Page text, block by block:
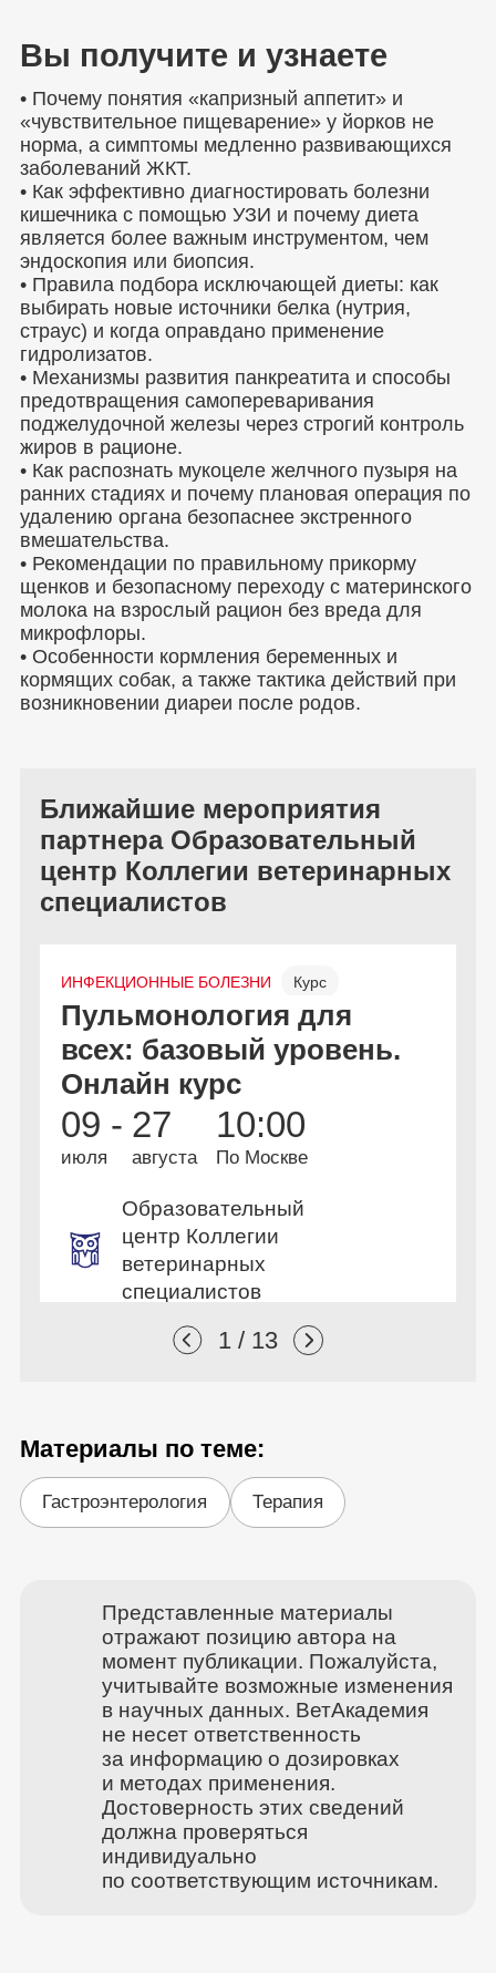
Вы получите и узнаете
• Почему понятия «капризный аппетит» и
«чувствительное пищеварение» у йорков не
норма, а симптомы медленно развивающихся
заболеваний ЖКТ.
• Как эффективно диагностировать болезни
кишечника с помощью УЗИ и почему диета
является более важным инструментом, чем
эндоскопия или биопсия.
• Правила подбора исключающей диеты: как
выбирать новые источники белка (нутрия,
страус) и когда оправдано применение
гидролизатов.
• Механизмы развития панкреатита и способы
предотвращения самопереваривания
поджелудочной железы через строгий контроль
жиров в рационе.
• Как распознать мукоцеле желчного пузыря на
ранних стадиях и почему плановая операция по
удалению органа безопаснее экстренного
вмешательства.
• Рекомендации по правильному прикорму
щенков и безопасному переходу с материнского
молока на взрослый рацион без вреда для
микрофлоры.
• Особенности кормления беременных и
кормящих собак, а также тактика действий при
возникновении диареи после родов.
Ближайшие мероприятия
партнера Образовательный
центр Коллегии ветеринарных
специалистов
ИНФЕКЦИОННЫЕ БОЛЕЗНИ Курс
Онлайн Бесплатно
Пульмонология для
всех: базовый уровень.
Онлайн курс
09 -
июля
27
августа
10:00
По Москве
Образовательный
центр Коллегии
ветеринарных
специалистов
1 / 13
Материалы по теме:
Гастроэнтерология Терапия
Представленные материалы
отражают позицию автора на
момент публикации. Пожалуйста,
учитывайте возможные изменения
в научных данных. ВетАкадемия
не несет ответственность
за информацию о дозировках
и методах применения.
Достоверность этих сведений
должна проверяться
индивидуально
по соответствующим источникам.